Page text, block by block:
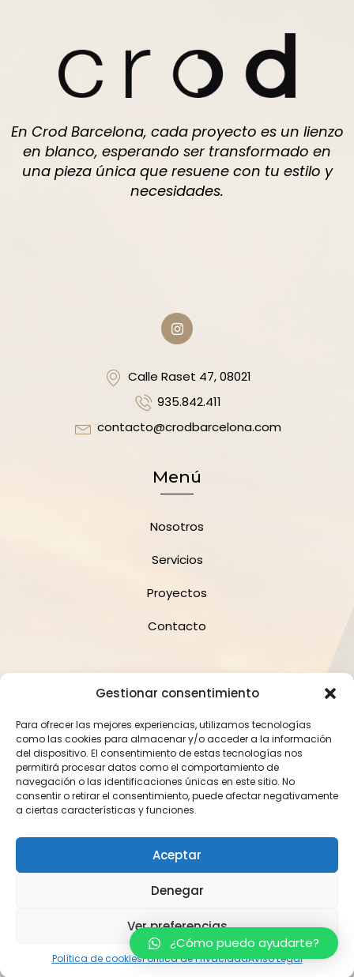
Gestionar consentimiento
Para ofrecer las mejores experiencias, utilizamos tecnologías
como las cookies para almacenar y/o acceder a la información
del dispositivo. El consentimiento de estas tecnologías nos
permitirá procesar datos como el comportamiento de
navegación o las identificaciones únicas en este sitio. No
consentir o retirar el consentimiento, puede afectar negativamente
a ciertas características y funciones.
Aceptar
Denegar
Ver preferencias
Política de cookiesPolítica de PrivacidadAviso Legal
En Crod Barcelona, cada proyecto es un lienzo
en blanco, esperando ser transformado en
una pieza única que resuene con tu estilo y
necesidades.
Calle Raset 47, 08021
935.842.411
contacto@crodbarcelona.com
Menú
Nosotros
Servicios
Proyectos
Contacto
Suscríbete a la Newsletter
Suscríbete
2023 Crod Barcelona. Todos los derechos reservados.
¿Cómo puedo ayudarte?